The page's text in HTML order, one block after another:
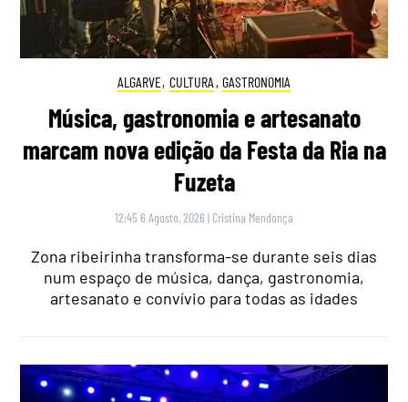
ALGARVE, CULTURA , GASTRONOMIA
Música, gastronomia e artesanato
marcam nova edição da Festa da Ria na
Fuzeta
12:45 6 Agosto, 2026 | Cristina Mendonça
Zona ribeirinha transforma-se durante seis dias
num espaço de música, dança, gastronomia,
artesanato e convívio para todas as idades